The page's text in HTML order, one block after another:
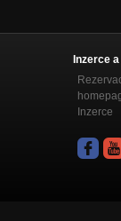
Inzerce
Inzerce